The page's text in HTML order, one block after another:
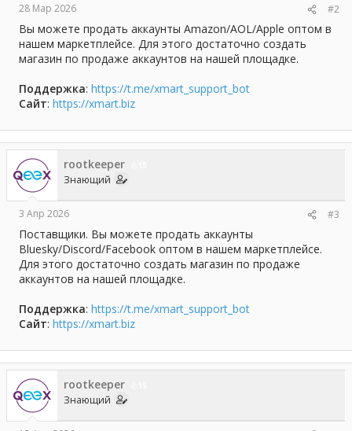
28 Мар 2026 #2
Вы можете продать аккаунты Amazon/AOL/Apple оптом в
нашем маркетплейсе. Для этого достаточно создать
магазин по продаже аккаунтов на нашей площадке.
Поддержка: https://t.me/xmart_support_bot
Сайт: https://xmart.biz
rootkeeper
Знающий
3 Апр 2026 #3
Поставщики. Вы можете продать аккаунты
Bluesky/Discord/Facebook оптом в нашем маркетплейсе.
Для этого достаточно создать магазин по продаже
аккаунтов на нашей площадке.
Поддержка: https://t.me/xmart_support_bot
Сайт: https://xmart.biz
rootkeeper
Знающий